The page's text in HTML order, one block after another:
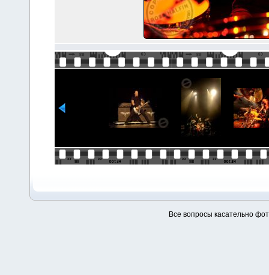
Все вопросы касательно